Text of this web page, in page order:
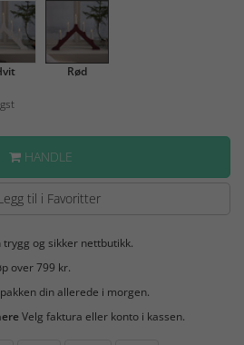
Rød
HANDLE
til i Favoritter
trygg og sikker nettbutikk.
over 799 kr.
din allerede i morgen.
Velg faktura eller konto i kassen.